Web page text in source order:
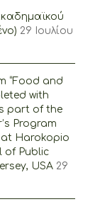
29 Ιουλίου
“Food and
with
part of the
Program
at Harokopio
of Public
USA 29